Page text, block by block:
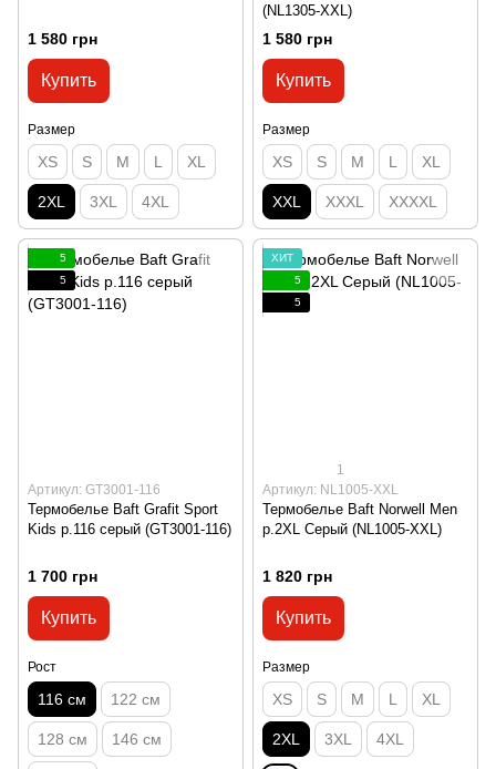
1 580 грн
Купить
Размер
XS S M L XL
2XL 3XL 4XL
(NL1305-XXL)
1 580 грн
Купить
Размер
XS S M L XL
XXL XXXL XXXXL
5
5
Артикул: GT3001-116
Термобелье Baft Grafit Sport
Kids р.116 серый (GT3001-116)
1 700 грн
Купить
Рост
116 см 122 см
128 см 146 см
ХИТ
5
5
1
Артикул: NL1005-XXL
Термобелье Baft Norwell Men
p.2XL Серый (NL1005-XXL)
1 820 грн
Купить
Размер
XS S M L XL
2XL 3XL 4XL